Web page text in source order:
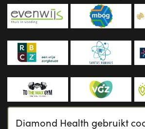
Diamond Health gebruikt